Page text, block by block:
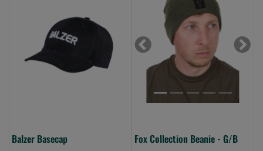
Balzer Basecap
Collection
G/B
(Bild
Previous Next
Fox Collection Beanie - G/B